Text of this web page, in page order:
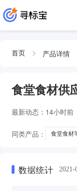
首页 产品详情
食堂食材供
最新动态： 14小时前
同类产品： 食堂食材
数据统计 2021-